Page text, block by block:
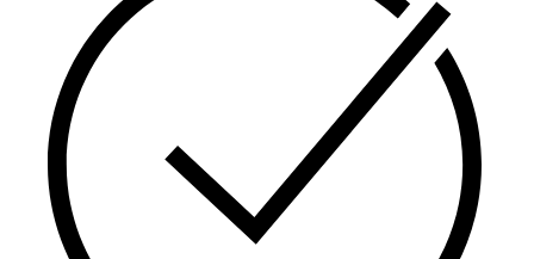
ცენტრებისთვის, სადაც პრიორიტეტული სწრაფი
მონაცემთა გადაცემა და სტაბილურობაა.